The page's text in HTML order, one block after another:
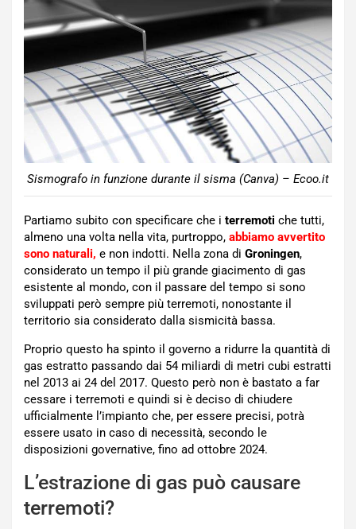
Sismografo in funzione durante il sisma (Canva) – Ecoo.it
Partiamo subito con specificare che i terremoti che tutti,
almeno una volta nella vita, purtroppo, abbiamo avvertito
sono naturali, e non indotti. Nella zona di Groningen,
considerato un tempo il più grande giacimento di gas
esistente al mondo, con il passare del tempo si sono
sviluppati però sempre più terremoti, nonostante il
territorio sia considerato dalla sismicità bassa.
Proprio questo ha spinto il governo a ridurre la quantità di
gas estratto passando dai 54 miliardi di metri cubi estratti
nel 2013 ai 24 del 2017. Questo però non è bastato a far
cessare i terremoti e quindi si è deciso di chiudere
ufficialmente l’impianto che, per essere precisi, potrà
essere usato in caso di necessità, secondo le
disposizioni governative, fino ad ottobre 2024.
L’estrazione di gas può causare
terremoti?